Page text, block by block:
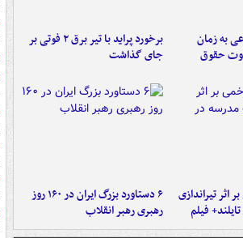
به زمان
حقوق
برخورد پراید با تیر برق ۲ فوتی بر
جای گذاشت
اثر تیراندازی
فیلم
۶ دستاورد بزرگ ایران در ۱۶۰ روز
رهبری رهبر انقلاب